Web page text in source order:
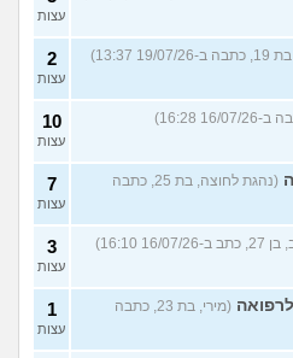
עצות
13:37)
2
עצות
10
עצות
(נהגת לחוצה, בת 25, כתבה
7
עצות
07/26 16:10)
3
עצות
(מירי, בת 23, כתבה
1
עצות